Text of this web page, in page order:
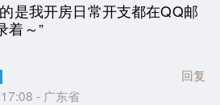
是我开房日常开支都在QQ邮
着～”
- 广东省
回复